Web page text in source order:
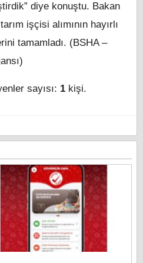
diye konuştu. Bakan
işçisi alımının hayırlı
tamamladı.​ (BSHA –
sayısı: 1 kişi.